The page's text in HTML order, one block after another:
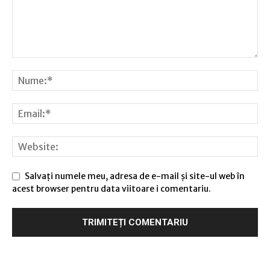
Salvați numele meu, adresa de e-mail și site-ul web în
acest browser pentru data viitoare i comentariu.